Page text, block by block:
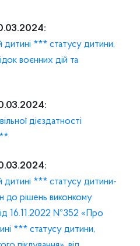
дитині *** статусу дитини,
воєнних дій та
дієздатності
дитині *** статусу дитини-
до рішень виконкому
16.11.2022 №352 «Про
*** статусу дитини,